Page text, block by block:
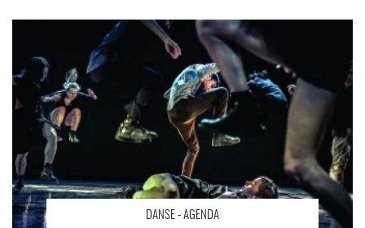
DANSE - AGENDA
What the body does not remember - Critique sortie Danse
Pontoise L'APOSTROPHE - THEATRE DES LOUVRAIS